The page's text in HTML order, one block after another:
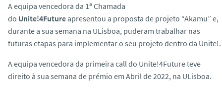
A equipa vencedora da 1ª Chamada
do Unite!4Future apresentou a proposta de projeto “Akamu” e,
durante a sua semana na ULisboa, puderam trabalhar nas
futuras etapas para implementar o seu projeto dentro da Unite!.
A equipa vencedora da primeira call do Unite!4Future teve
direito à sua semana de prémio em Abril de 2022, na ULisboa.